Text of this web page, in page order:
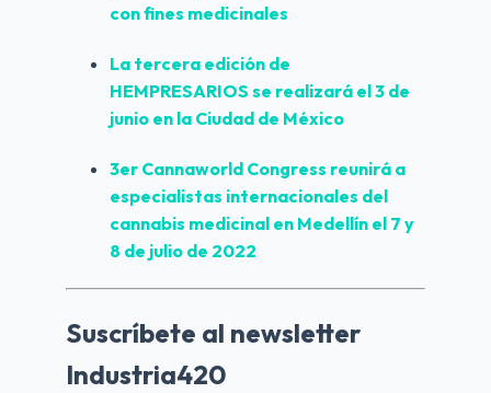
con fines medicinales
La tercera edición de
HEMPRESARIOS se realizará el 3 de
junio en la Ciudad de México
3er Cannaworld Congress reunirá a
especialistas internacionales del
cannabis medicinal en Medellín el 7 y
8 de julio de 2022
Suscríbete al newsletter
Industria420